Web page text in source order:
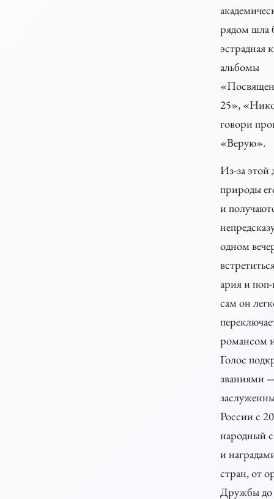
рядом шла
эстрадная
альбомы
25»,
говори
«Верую».
Из-за этой
природы
и
одном
ария и
сам он
романсом
Голос
званиями
России с
народный
и
стран, от
Дружбы до